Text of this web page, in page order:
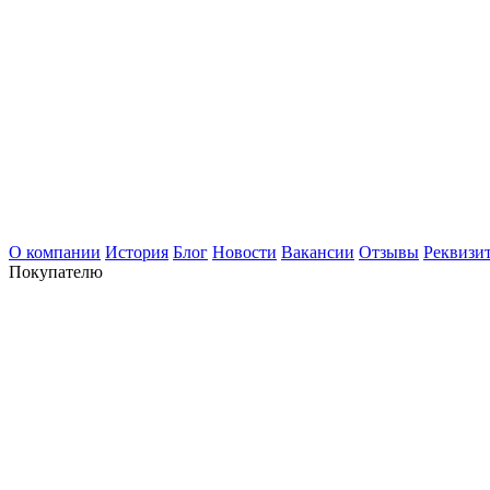
О компании История Блог Новости Вакансии Отзывы
Покупателю